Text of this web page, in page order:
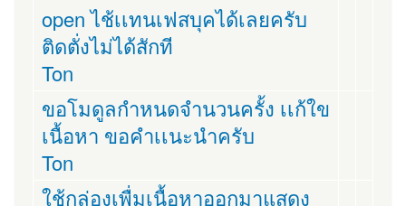
open ไช้เเทนเฟสบุคได้เลยครับ
ติดตั่งไม่ได้สักที
Ton
ขอโมดูลกำหนดจำนวนครั้ง เเก้ใข
เนื้อหา ขอคำเเนะนำครับ
Ton
ใช้กล่องเพื่มเนื้อหาออกมาแสดง